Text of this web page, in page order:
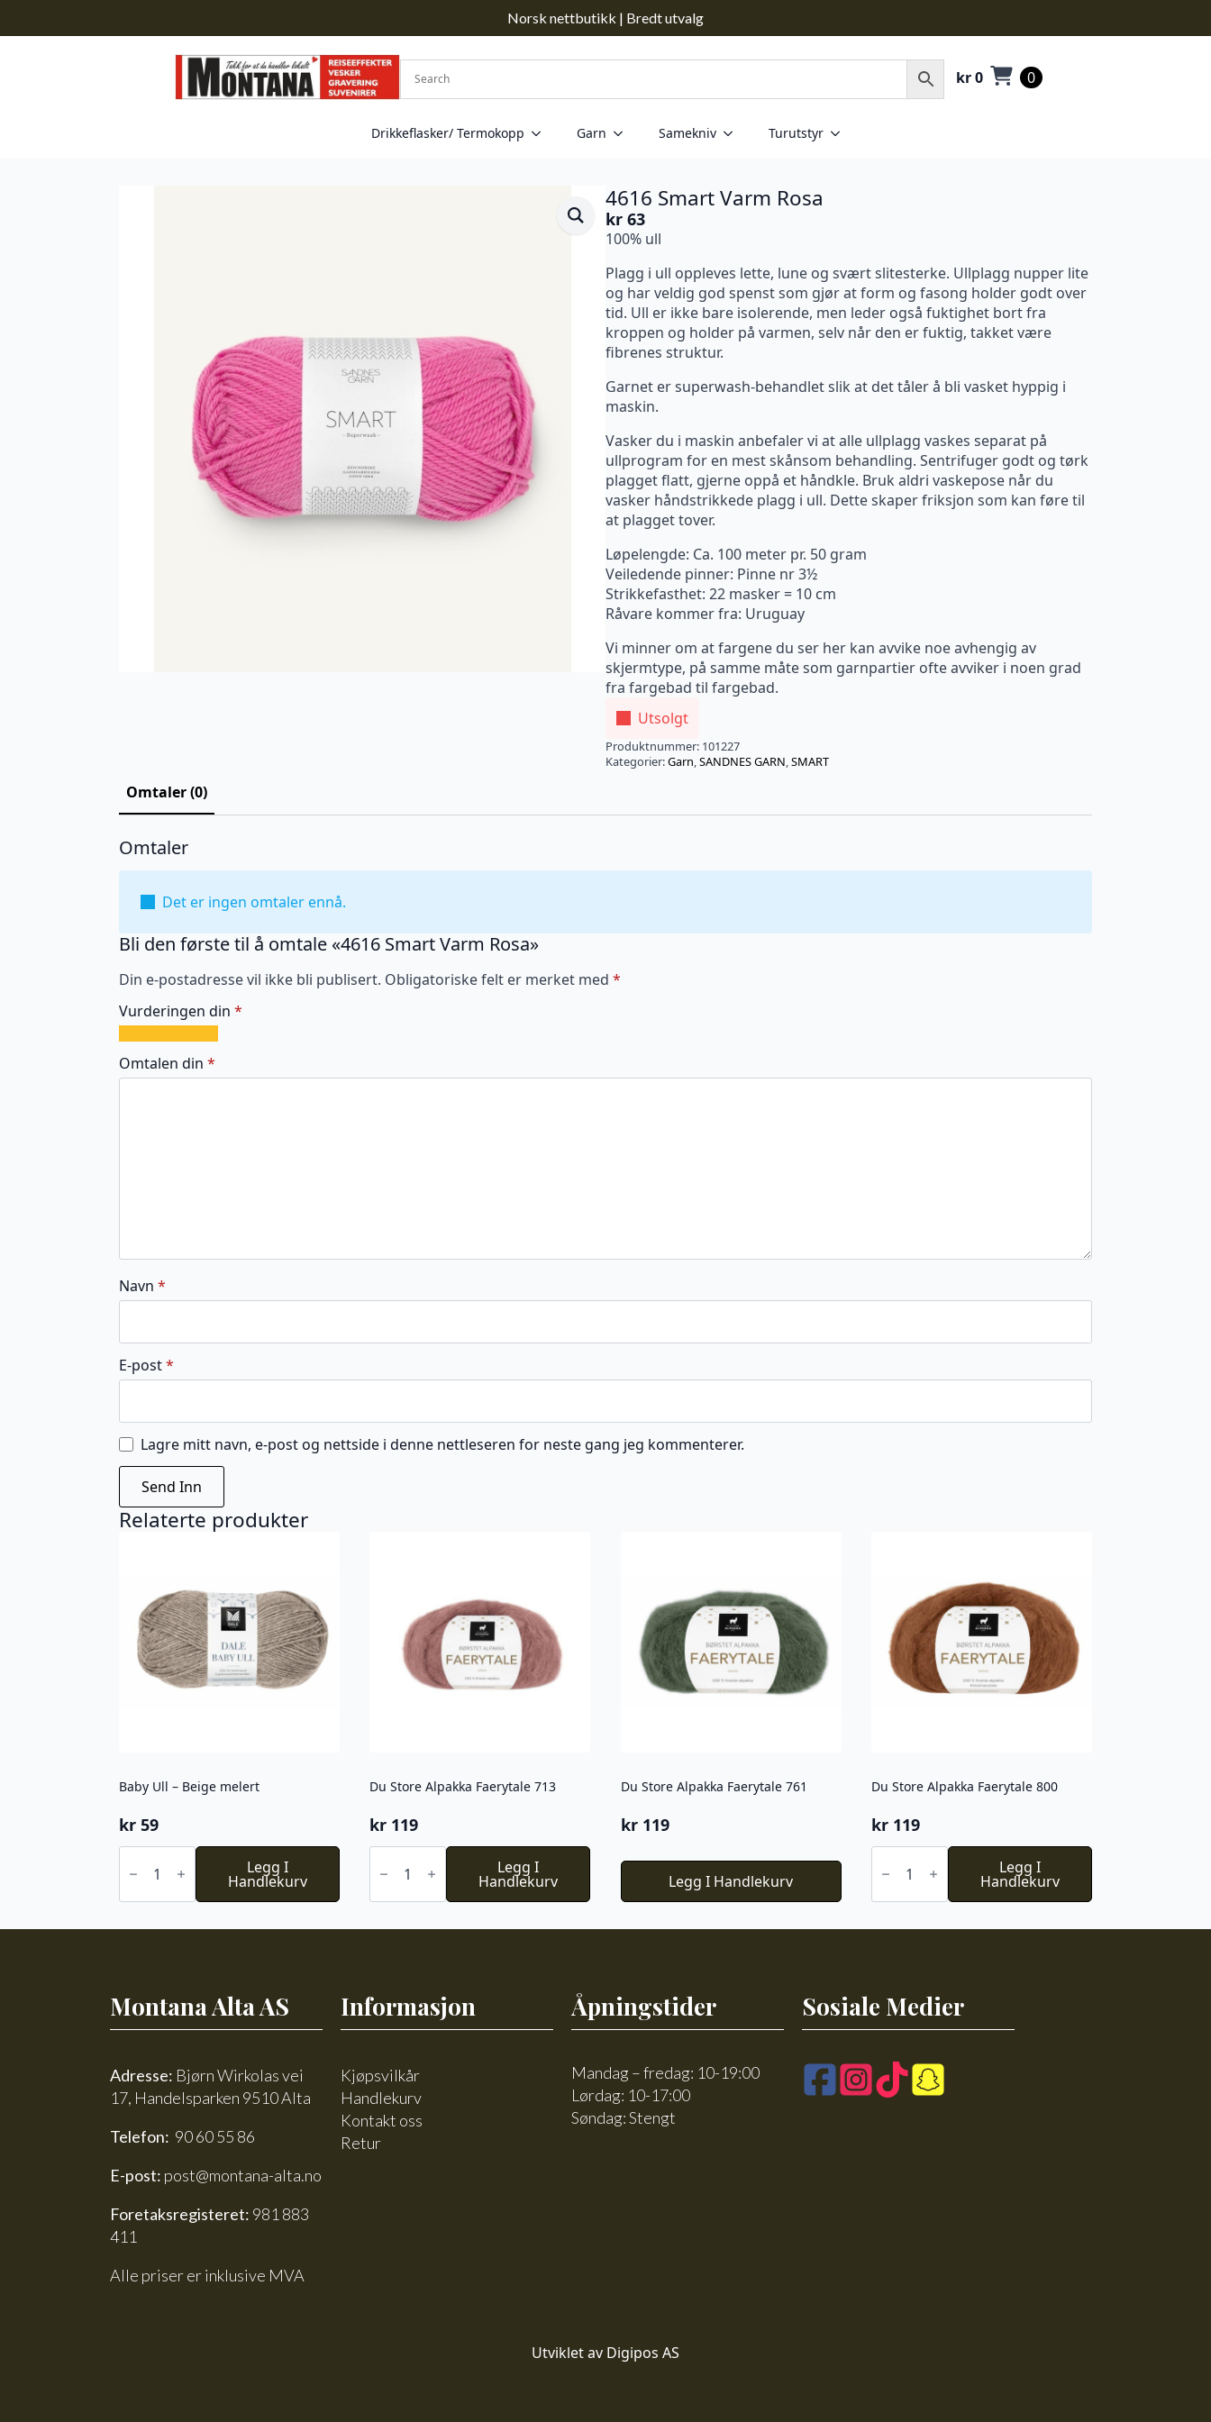
Norsk nettbutikk | Bredt utvalg
kr0 0
Drikkeflasker/ Termokopp Garn Samekniv Turutstyr
4616 Smart Varm Rosa
kr 63
100% ull
Plagg i ull oppleves lette, lune og svært slitesterke. Ullplagg nupper lite
og har veldig god spenst som gjør at form og fasong holder godt over
tid. Ull er ikke bare isolerende, men leder også fuktighet bort fra
kroppen og holder på varmen, selv når den er fuktig, takket være
fibrenes struktur.
Garnet er superwash-behandlet slik at det tåler å bli vasket hyppig i
maskin.
Vasker du i maskin anbefaler vi at alle ullplagg vaskes separat på
ullprogram for en mest skånsom behandling. Sentrifuger godt og tørk
plagget flatt, gjerne oppå et håndkle. Bruk aldri vaskepose når du
vasker håndstrikkede plagg i ull. Dette skaper friksjon som kan føre til
at plagget tover.
Løpelengde: Ca. 100 meter pr. 50 gram
Veiledende pinner: Pinne nr 3½
Strikkefasthet: 22 masker = 10 cm
Råvare kommer fra: Uruguay
Vi minner om at fargene du ser her kan avvike noe avhengig av
skjermtype, på samme måte som garnpartier ofte avviker i noen grad
fra fargebad til fargebad.
Utsolgt
Produktnummer: 101227
Kategorier:Garn,SANDNES GARN,SMART
Omtaler (0)
Omtaler
Det er ingen omtaler ennå.
Bli den første til å omtale «4616 Smart Varm Rosa»
Din e-postadresse vil ikke bli publisert. Obligatoriske felt er merket med *
Vurderingen din *
av
5
av
5
av
5
av
5
av
5
Omtalen din *
Navn *
E-post*
Lagre mitt navn, e-post og nettside i denne nettleseren for neste gang jeg kommenterer.
Relaterte produkter
Baby Ull – Beige melert
kr 59
Baby
Beige
antall
Legg I
Handlekurv
Du Store Alpakka Faerytale 713
kr 119
Du
Store
Alpakka
Faerytale
antall
Legg I
Handlekurv
Du Store Alpakka Faerytale 761
kr119
Legg I Handlekurv
Du Store Alpakka Faerytale 800
kr 119
Du
Store
Alpakka
Faerytale
antall
Legg I
Handlekurv
Montana Alta AS
Adresse: Bjørn Wirkolas vei
17, Handelsparken 9510 Alta
Telefon: 90 60 55 86
E-post: post@montana-alta.no
Foretaksregisteret: 981 883
411
Alle priser er inklusive MVA
Informasjon
Kjøpsvilkår
Handlekurv
Kontakt oss
Retur
Åpningstider
Mandag – fredag: 10-19:00
Lørdag: 10-17:00
Søndag: Stengt
Sosiale Medier
Utviklet av Digipos AS